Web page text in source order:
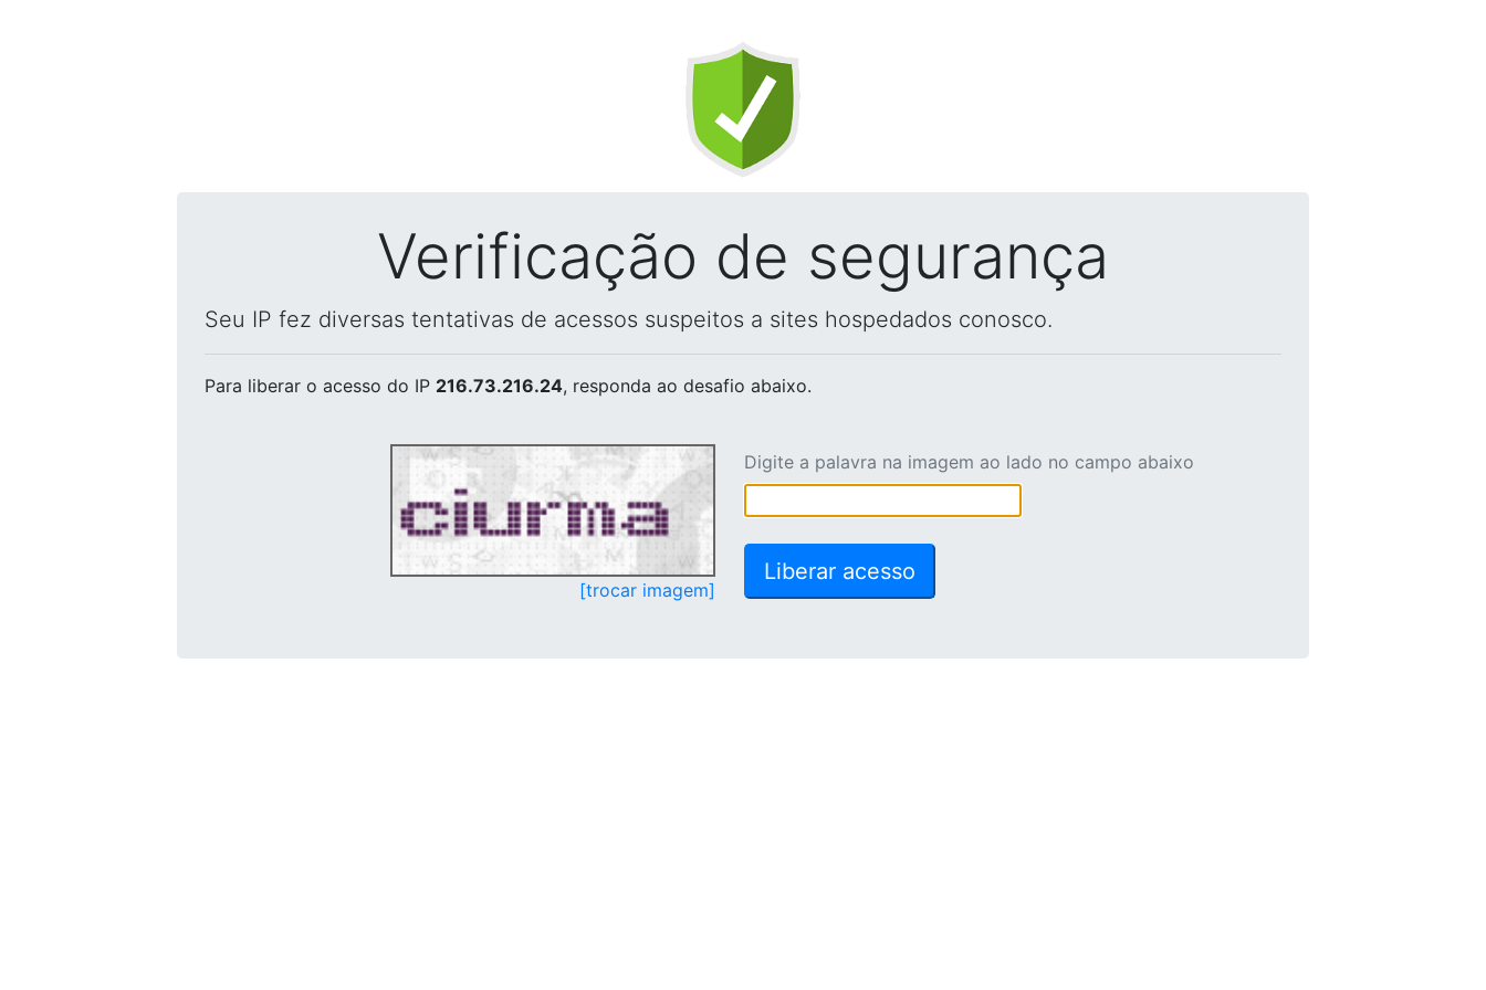
Verificação de segurança
Seu IP fez diversas tentativas de acessos suspeitos a sites hospedados conosco.
Para liberar o acesso do IP 216.73.216.24, responda ao desafio abaixo.
[trocar imagem]
Digite a palavra na imagem ao lado no campo abaixo